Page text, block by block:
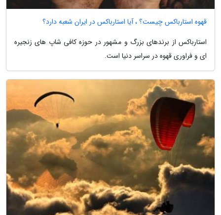
قهوه استارباکس چیست؟ ، آیا استارباکس در ایران شعبه دارد؟
استارباکس از برندهای بزرگ و مشهور در حوزه کافی شاپ های زنجیره
ای و فراوری قهوه در سراسر دنیا است.